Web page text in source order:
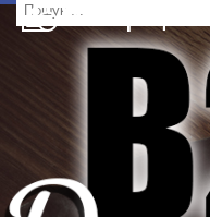
Реєстрація